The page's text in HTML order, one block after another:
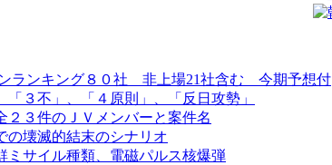
ンランキング８０社 非上場21社含む 今期予想付
３不」、「４原則」、「反日攻勢」
３件のＪＶメンバーと案件名
の壊滅的結末のシナリオ
ミサイル種類、電磁パルス核爆弾